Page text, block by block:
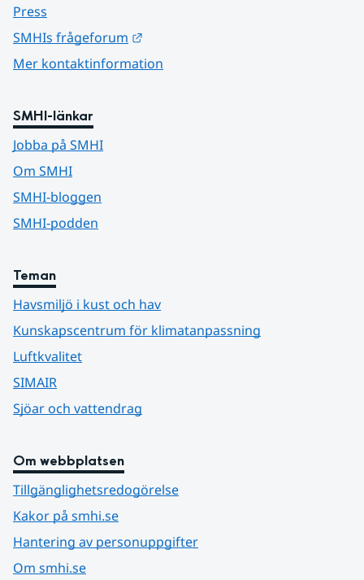
Press
SMHIs frågeforum
Mer kontaktinformation
SMHI-länkar
Jobba på SMHI
Om SMHI
SMHI-bloggen
SMHI-podden
Teman
Havsmiljö i kust och hav
Kunskapscentrum för klimatanpassning
Luftkvalitet
SIMAIR
Sjöar och vattendrag
Om webbplatsen
Tillgänglighetsredogörelse
Kakor på smhi.se
Hantering av personuppgifter
Om smhi.se